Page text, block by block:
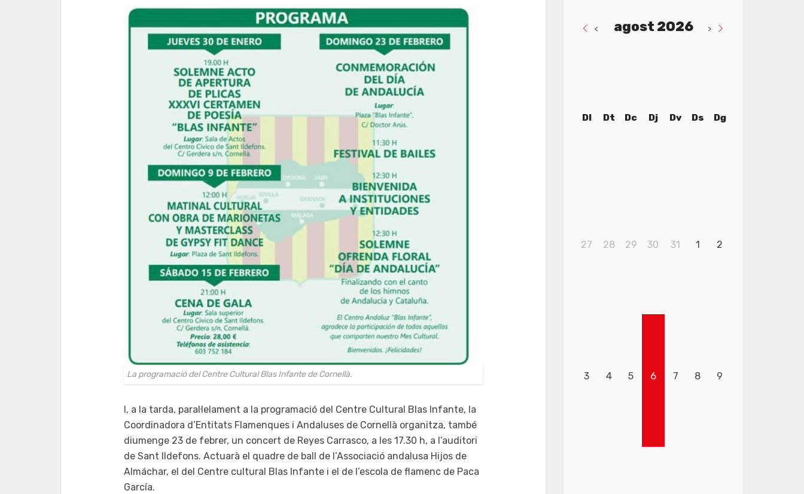
La programació del Centre Cultural Blas Infante de Cornellà.
I, a la tarda, paral·lelament a la programació del Centre Cultural Blas Infante, la
Coordinadora d’Entitats Flamenques i Andaluses de Cornellà organitza, també
diumenge 23 de febrer, un concert de Reyes Carrasco, a les 17.30 h, a l’auditori
de Sant Ildefons. Actuarà el quadre de ball de l’Associació andalusa Hijos de
Almáchar, el del Centre cultural Blas Infante i el de l’escola de flamenc de Paca
García.
< agost 2026 >
Dl Dt Dc Dj Dv Ds Dg
27 28 29 30 31 1 2
3 4 5 6 7 8 9